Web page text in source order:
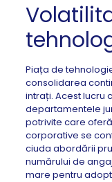
Piața de
consolidarea
intrați. Acest lucru
departamentele
potrivite care
corporative se
ciuda abordării
numărului de
mare pentru